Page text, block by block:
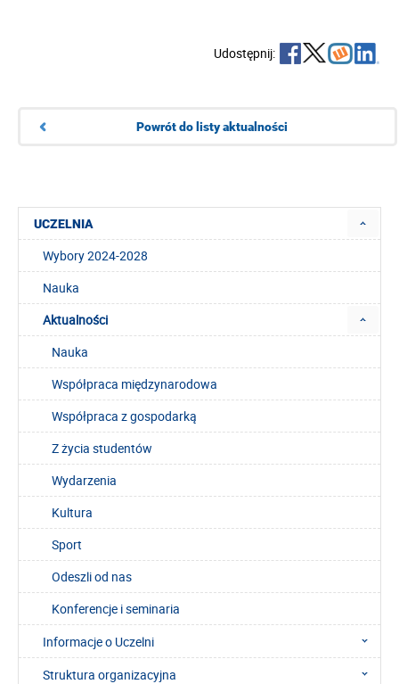
Udostępnij:
Powrót do listy aktualności
UCZELNIA
Wybory 2024-2028
Nauka
Aktualności
Nauka
Współpraca międzynarodowa
Współpraca z gospodarką
Z życia studentów
Wydarzenia
Kultura
Sport
Odeszli od nas
Konferencje i seminaria
Informacje o Uczelni
Struktura organizacyjna